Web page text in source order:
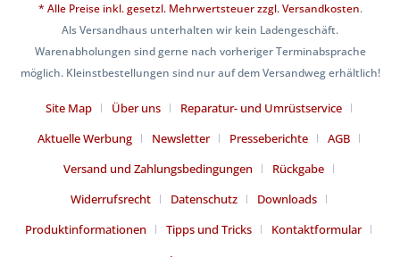
* Alle Preise inkl. gesetzl. Mehrwertsteuer zzgl.Versandkosten.
Als Versandhaus unterhalten wir kein Ladengeschäft.
Warenabholungen sind gerne nach vorheriger Terminabsprache
möglich. Kleinstbestellungen sind nur auf dem Versandweg erhältlich!
Site Map Über uns
Reparatur- und Umrüstservice
Aktuelle Werbung
Newsletter Presseberichte
AGB
Versand und Zahlungsbedingungen
Rückgabe
Widerrufsrecht
Datenschutz
Downloads
Produktinformationen
Tipps und Tricks
Kontaktformular